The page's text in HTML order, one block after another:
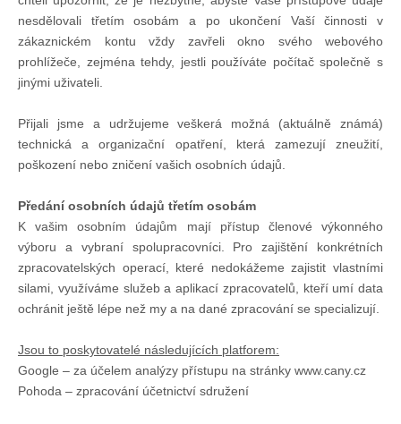
Knihovna
Knihovna
Knihy k prodeji
Mé inzeráty
nesdělovali třetím osobám a po ukončení Vaší činnosti v
zákaznickém kontu vždy zavřeli okno svého webového
prohlížeče, zejména tehdy, jestli používáte počítač společně s
jinými uživateli.
Přijali jsme a udržujeme veškerá možná (aktuálně známá)
technická a organizační opatření, která zamezují zneužití,
poškození nebo zničení vašich osobních údajů.
Předání osobních údajů třetím osobám
K vašim osobním údajům mají přístup členové výkonného
výboru a vybraní spolupracovníci. Pro zajištění konkrétních
zpracovatelských operací, které nedokážeme zajistit vlastními
silami, využíváme služeb a aplikací zpracovatelů, kteří umí data
ochránit ještě lépe než my a na dané zpracování se specializují.
Jsou to poskytovatelé následujících platforem:
Google – za účelem analýzy přístupu na stránky www.cany.cz
Pohoda – zpracování účetnictví sdružení